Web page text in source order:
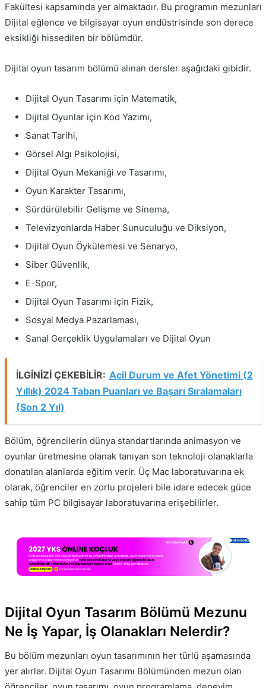
Fakültesi kapsamında yer almaktadır. Bu programın mezunları
Dijital eğlence ve bilgisayar oyun endüstrisinde son derece
eksikliği hissedilen bir bölümdür.
Dijital oyun tasarım bölümü alınan dersler aşağıdaki gibidir.
Dijital Oyun Tasarımı için Matematik,
Dijital Oyunlar için Kod Yazımı,
Sanat Tarihi,
Görsel Algı Psikolojisi,
Dijital Oyun Mekaniği ve Tasarımı,
Oyun Karakter Tasarımı,
Sürdürülebilir Gelişme ve Sinema,
Televizyonlarda Haber Sunuculuğu ve Diksiyon,
Dijital Oyun Öykülemesi ve Senaryo,
Siber Güvenlik,
E-Spor,
Dijital Oyun Tasarımı için Fizik,
Sosyal Medya Pazarlaması,
Sanal Gerçeklik Uygulamaları ve Dijital Oyun
İLGİNİZİ ÇEKEBİLİR: Acil Durum ve Afet Yönetimi (2
Yıllık) 2024 Taban Puanları ve Başarı Sıralamaları
(Son 2 Yıl)
Bölüm, öğrencilerin dünya standartlarında animasyon ve
oyunlar üretmesine olanak tanıyan son teknoloji olanaklarla
donatılan alanlarda eğitim verir. Üç Mac laboratuvarına ek
olarak, öğrenciler en zorlu projeleri bile idare edecek güce
sahip tüm PC bilgisayar laboratuvarına erişebilirler.
Dijital Oyun Tasarım Bölümü Mezunu
Ne İş Yapar, İş Olanakları Nelerdir?
Bu bölüm mezunları oyun tasarımının her türlü aşamasında
yer alırlar. Dijital Oyun Tasarımı Bölümünden mezun olan